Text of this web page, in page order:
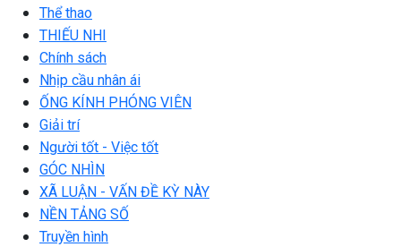
Thể thao
THIẾU NHI
Chính sách
Nhịp cầu nhân ái
ỐNG KÍNH PHÓNG VIÊN
Giải trí
Người tốt - Việc tốt
GÓC NHÌN
XÃ LUẬN - VẤN ĐỀ KỲ NÀY
NỀN TẢNG SỐ
Truyền hình